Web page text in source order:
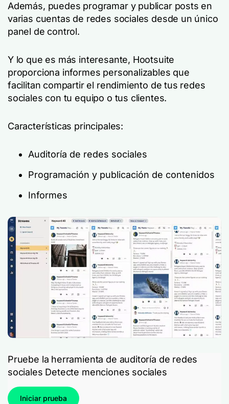
Además, puedes programar y publicar posts en
varias cuentas de redes sociales desde un único
panel de control.
Y lo que es más interesante, Hootsuite
proporciona informes personalizables que
facilitan compartir el rendimiento de tus redes
sociales con tu equipo o tus clientes.
Características principales:
Auditoría de redes sociales
Programación y publicación de contenidos
Informes
Pruebe la herramienta de auditoría de redes
sociales Detecte menciones sociales
Iniciar prueba